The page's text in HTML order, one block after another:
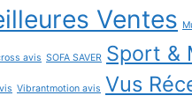
Ventes
avis SOFA SAVER Sport &
Vibrantmotion avis Vus